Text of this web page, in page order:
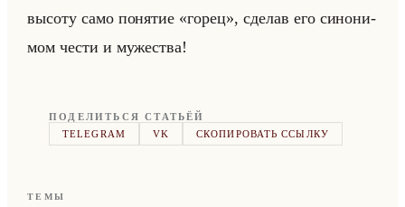
вы­со­ту само по­ня­тие «горец», сде­лав его си­но­ни­
мом чести и му­же­ства!
ПОДЕЛИТЬСЯ СТАТЬЁЙ
TELEGRAM
VK СКОПИРОВАТЬ ССЫЛКУ
ТЕМЫ